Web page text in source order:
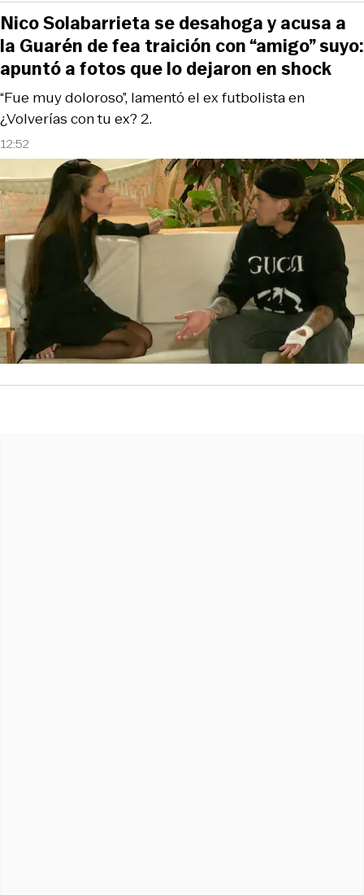
12:52
“Fue muy doloroso”, lamentó el ex futbolista en
¿Volverías con tu ex? 2.
Nico Solabarrieta se desahoga y acusa a
la Guarén de fea traición con “amigo” suyo:
apuntó a fotos que lo dejaron en shock